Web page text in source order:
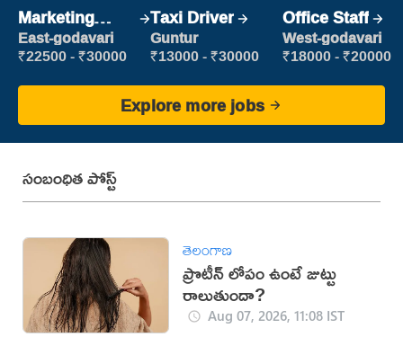
Marketing
Executive
East-godavari
₹22500 - ₹30000
Taxi Driver
Guntur
₹13000 - ₹30000
Office Staff
West-godavari
₹18000 - ₹20000
Explore more jobs
సంబంధిత పోస్ట్
తెలంగాణ
ప్రొటీన్ లోపం ఉంటే జుట్టు
రాలుతుందా?
Aug 07, 2026, 11:08 IST